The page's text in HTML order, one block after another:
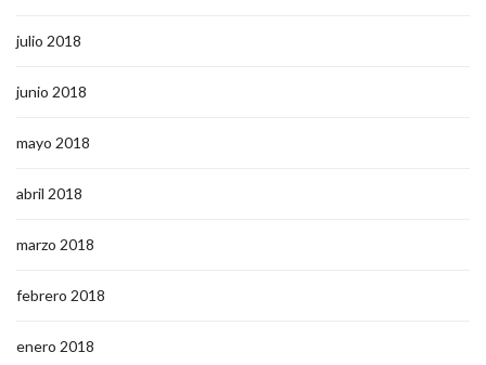
julio 2018
junio 2018
mayo 2018
abril 2018
marzo 2018
febrero 2018
enero 2018